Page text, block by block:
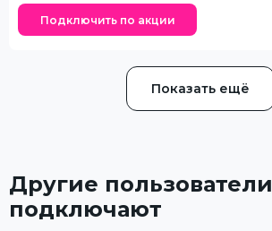
Подключить по акции
Показать ещё
Другие пользователи
подключают